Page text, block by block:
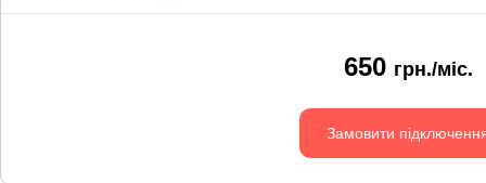
650 грн./міс.
Замовити